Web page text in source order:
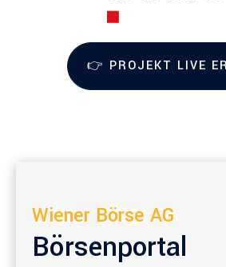
👉 PROJEKT LIVE
Wiener Börse AG
Börsenportal